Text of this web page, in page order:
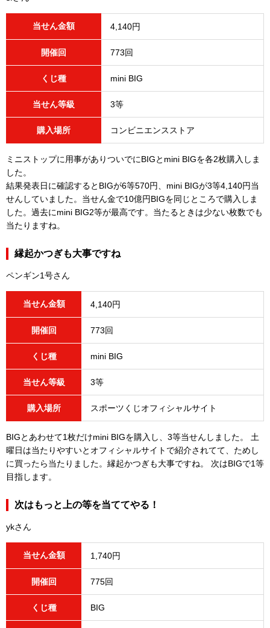
当せん金額 4,140円
開催回 773回
くじ種 mini BIG
当せん等級 3等
購入場所 コンビニエンスストア
ミニストップに用事がありついでにBIGとmini BIGを各2枚購入しま
した。
結果発表日に確認するとBIGが6等570円、mini BIGが3等4,140円当
せんしていました。当せん金で10億円BIGを同じところで購入しま
した。過去にmini BIG2等が最高です。当たるときは少ない枚数でも
当たりますね。
縁起かつぎも大事ですね
ペンギン1号さん
当せん金額 4,140円
開催回 773回
くじ種 mini BIG
当せん等級 3等
購入場所 スポーツくじオフィシャルサイト
BIGとあわせて1枚だけmini BIGを購入し、3等当せんしました。 土
曜日は当たりやすいとオフィシャルサイトで紹介されてて、ためし
に買ったら当たりました。縁起かつぎも大事ですね。 次はBIGで1等
目指します。
次はもっと上の等を当ててやる！
ykさん
当せん金額 1,740円
開催回 775回
くじ種 BIG